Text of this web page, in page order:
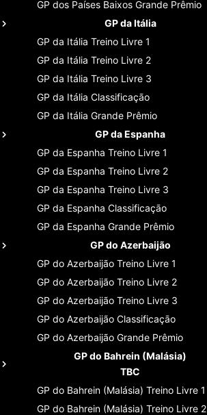
GP dos Países Baixos Grande Prêmio
GP da Itália
GP da Itália Treino Livre 1
GP da Itália Treino Livre 2
GP da Itália Treino Livre 3
GP da Itália Classificaçāo
GP da Itália Grande Prêmio
GP da Espanha
GP da Espanha Treino Livre 1
GP da Espanha Treino Livre 2
GP da Espanha Treino Livre 3
GP da Espanha Classificaçāo
GP da Espanha Grande Prêmio
GP do Azerbaijão
GP do Azerbaijão Treino Livre 1
GP do Azerbaijão Treino Livre 2
GP do Azerbaijão Treino Livre 3
GP do Azerbaijão Classificaçāo
GP do Azerbaijão Grande Prêmio
GP do Bahrein (Malásia)
TBC
GP do Bahrein (Malásia) Treino Livre 1
GP do Bahrein (Malásia) Treino Livre 2